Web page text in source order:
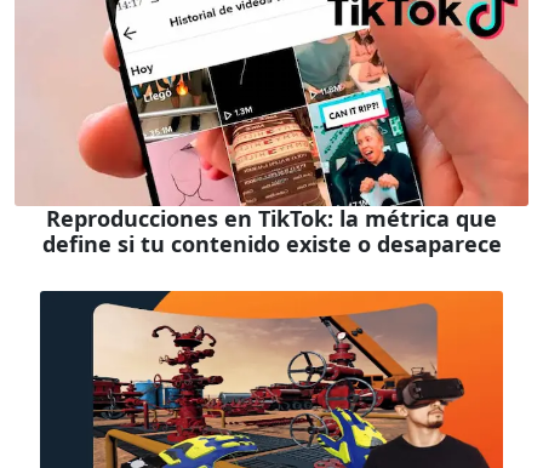
Reproducciones en TikTok: la métrica que
define si tu contenido existe o desaparece